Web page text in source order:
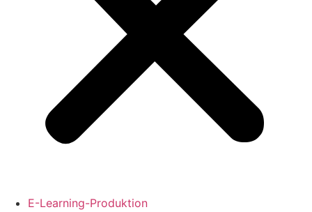
E-Learning-Produktion